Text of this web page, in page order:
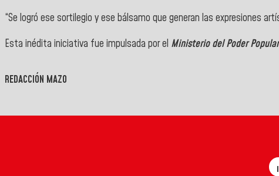
“Se logró ese sortilegio y ese bálsamo que generan las expresiones
Esta inédita iniciativa fue impulsada por el Ministerio del Poder
REDACCIÓN MAZO